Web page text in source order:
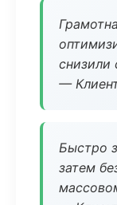
снизили
—
Быстро
затем